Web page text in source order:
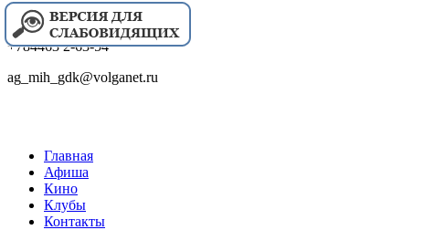
+784463 2-63-54
ag_mih_gdk@volganet.ru
Главная
Афиша
Кино
Клубы
Контакты